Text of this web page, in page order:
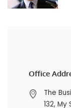
Office
The
132,